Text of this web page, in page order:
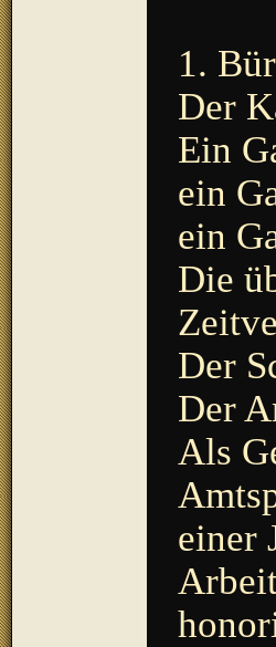
1.
Der
Ein
ein
ein
Die
Der
Der
Als
einer